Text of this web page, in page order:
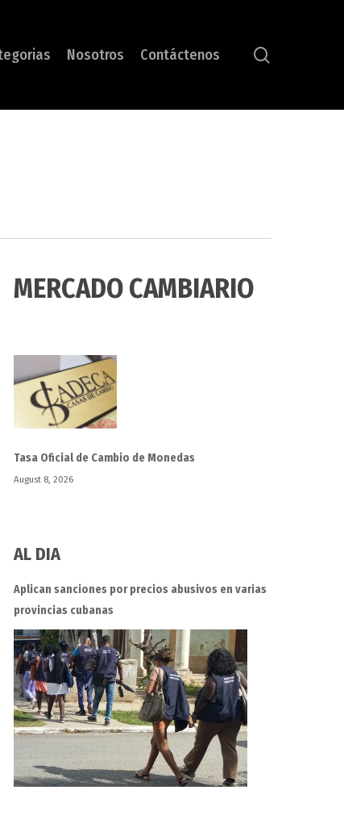
Nosotros Contáctenos
MERCADO CAMBIARIO
Tasa Oficial de Cambio de Monedas
August 8, 2026
AL DIA
Aplican sanciones por precios abusivos en varias
provincias cubanas